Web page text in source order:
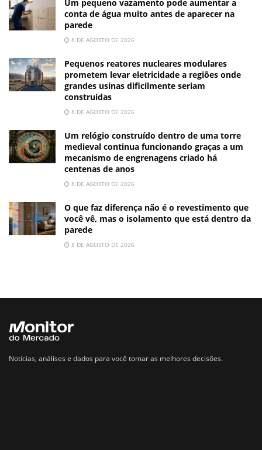
Um pequeno vazamento pode aumentar a
conta de água muito antes de aparecer na
parede
8 DE AGOSTO DE 2026
Pequenos reatores nucleares modulares
prometem levar eletricidade a regiões onde
grandes usinas dificilmente seriam
construídas
8 DE AGOSTO DE 2026
Um relógio construído dentro de uma torre
medieval continua funcionando graças a um
mecanismo de engrenagens criado há
centenas de anos
8 DE AGOSTO DE 2026
O que faz diferença não é o revestimento que
você vê, mas o isolamento que está dentro da
parede
8 DE AGOSTO DE 2026
Notícias, análises e dados para você tomar as melhores decisões.